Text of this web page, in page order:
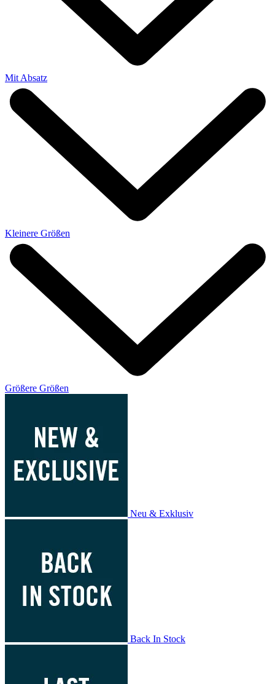
Mit Absatz
Kleinere Größen
Größere Größen
Neu & Exklusiv
Back In Stock